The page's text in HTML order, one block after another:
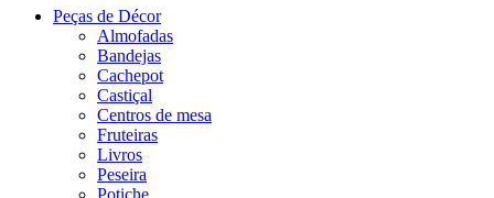
Peças de Décor
Almofadas
Bandejas
Cachepot
Castiçal
Centros de mesa
Fruteiras
Livros
Peseira